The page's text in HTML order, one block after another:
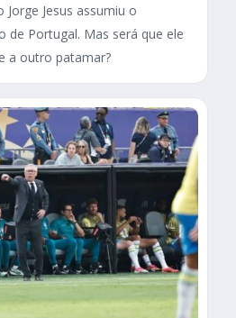
Jesus assumiu o
de Portugal. Mas será que ele
a outro patamar?